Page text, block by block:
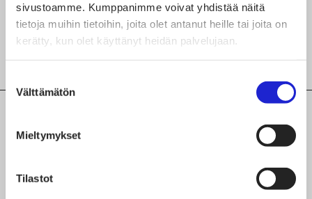
sivustoamme. Kumppanimme voivat yhdistää näitä
tietoja muihin tietoihin, joita olet antanut heille tai joita on
kerätty, kun olet käyttänyt heidän palvelujaan.
valinta
Välttämätön
Mieltymykset
Tilastot
Neulonta
Värjäys, paino ja viimeistys
palveluista ja valmistusvaiheista
Lisäksi yritys valmistaa huopaa & esihuopaa,